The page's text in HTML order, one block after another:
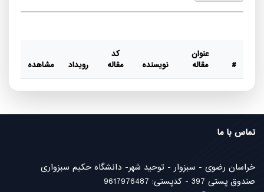
#
عنوان
مقاله
نویسنده
کد
مقاله
رویداد مشاهده
تماس با ما
خراسان رضوی - سبزوار - توحید شهر- دانشگاه حکیم سبزواری
صندوق پستی 397 - کدپستی: 9617976487